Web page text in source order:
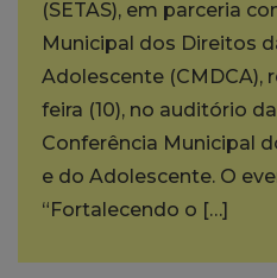
(SETAS), em parceria
Municipal dos Direitos
Adolescente (CMDCA),
feira (10), no auditório da
Conferência Municipal
e do Adolescente. O
“Fortalecendo o […]